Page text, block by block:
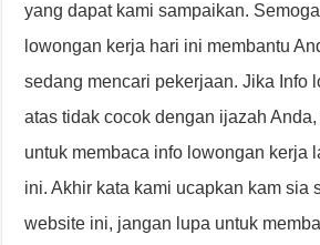
yang dapat kami sampaikan.
lowongan kerja hari ini membantu
sedang mencari pekerjaan. Jika Info
atas tidak cocok dengan ijazah
untuk membaca info lowongan kerja
ini. Akhir kata kami ucapkan kam sia
website ini, jangan lupa untuk